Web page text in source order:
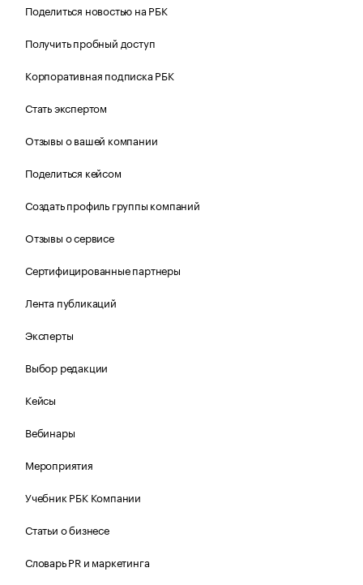
Поделиться новостью на РБК
Получить пробный доступ
Корпоративная подписка РБК
Стать экспертом
Отзывы о вашей компании
Поделиться кейсом
Создать профиль группы компаний
Отзывы о сервисе
Сертифицированные партнеры
Лента публикаций
Эксперты
Выбор редакции
Кейсы
Вебинары
Мероприятия
Учебник РБК Компании
Статьи о бизнесе
Словарь PR и маркетинга